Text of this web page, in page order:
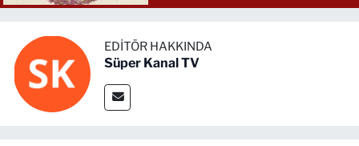
EDITÖR HAKKINDA
Süper Kanal TV